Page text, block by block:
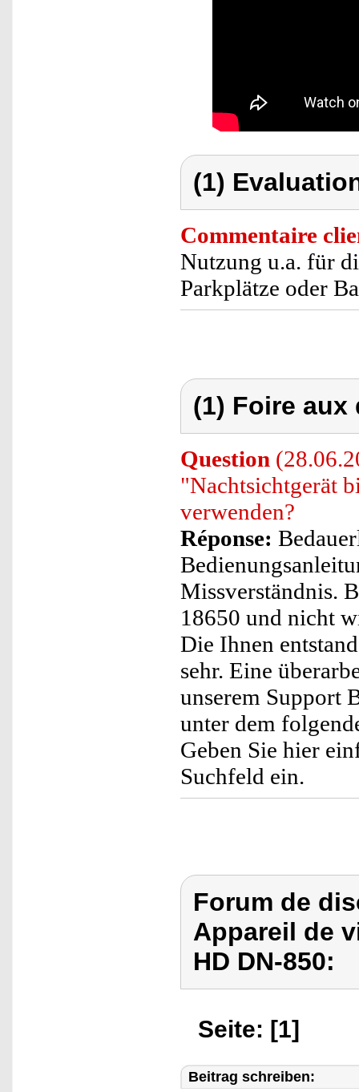
(1)
Commentaire
Nutzung u.a. für
Parkplätze oder
(1) Foire
Question
"Nachtsichtgerät
verwenden?
Réponse:
Missverständnis.
18650 und nicht
Die Ihnen
sehr. Eine
unserem Support
unter dem
Geben Sie hier
Suchfeld ein.
Forum de
Appareil de
HD DN-850:
Seite: [1]
Beitrag schreiben: